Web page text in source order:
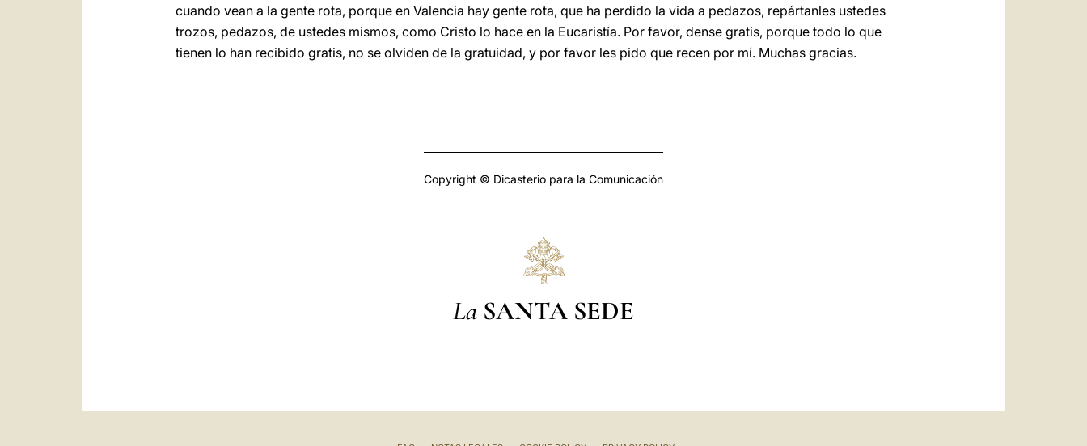
cuando vean a la gente rota, porque en Valencia hay gente rota, que ha perdido la vida a pedazos, repártanles ustedes
trozos, pedazos, de ustedes mismos, como Cristo lo hace en la Eucaristía. Por favor, dense gratis, porque todo lo que
tienen lo han recibido gratis, no se olviden de la gratuidad, y por favor les pido que recen por mí. Muchas gracias.
Copyright © Dicasterio para la Comunicación
La SANTA SEDE